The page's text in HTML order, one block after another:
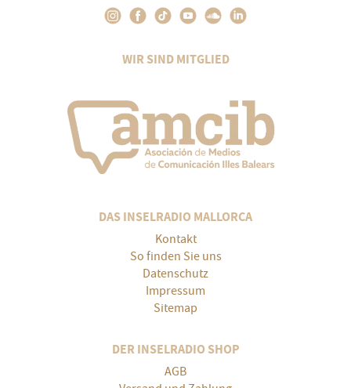
WIR SIND MITGLIED
DAS INSELRADIO MALLORCA
Kontakt
So finden Sie uns
Datenschutz
Impressum
Sitemap
DER INSELRADIO SHOP
AGB